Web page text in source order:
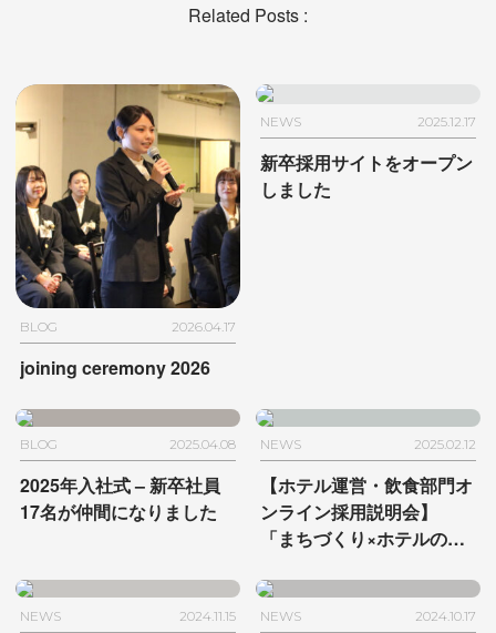
Related Posts :
BLOG 2026.04.17
joining ceremony 2026
NEWS 2025.12.17
新卒採用サイトをオープン
しました
BLOG 2025.04.08
2025年入社式– 新卒社員
17名が仲間になりました
NEWS 2025.02.12
【ホテル運営・飲食部門オ
ンライン採用説明会】
「まちづくり×ホテルのオ
HAMACHO HOTEL編〜」
を2/20に開催
NEWS 2024.11.15 NEWS 2024.10.17